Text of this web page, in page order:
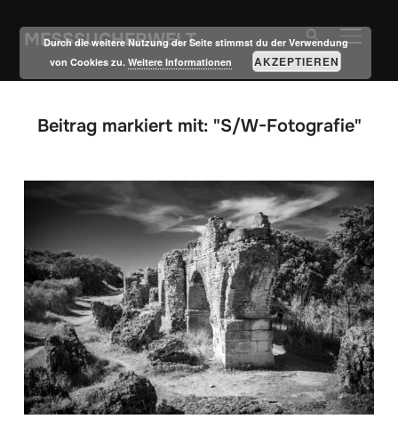
MESSSUCHERWELT
Beitrag markiert mit: "S/W-Fotografie"
Durch die weitere Nutzung der Seite stimmst du der Verwendung
von Cookies zu.Weitere Informationen AKZEPTIEREN